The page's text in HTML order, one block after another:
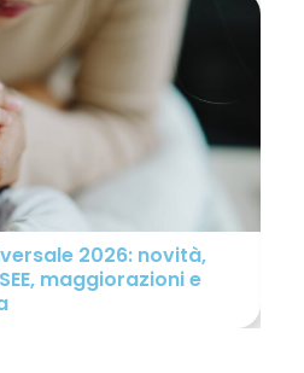
2026: novità,
maggiorazioni e